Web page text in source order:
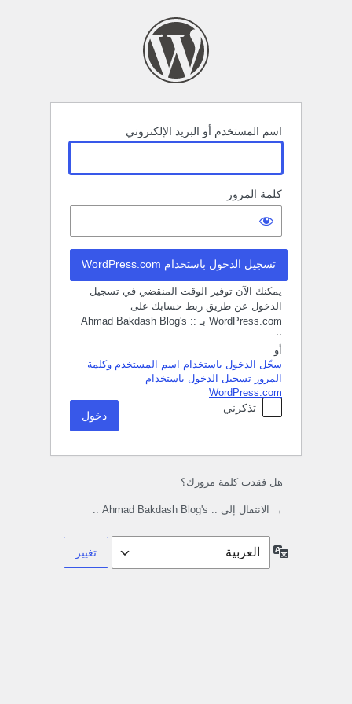
اسم المستخدم أو البريد الإلكتروني
كلمة المرور
تسجيل الدخول باستخدام WordPress.com
يمكنك الآن توفير الوقت المنقضي في تسجيل
الدخول عن طريق ربط حسابك على
WordPress.com بـ :: Ahmad Bakdash Blog's
::.
أو
سجّل الدخول باستخدام اسم المستخدم وكلمة
المرور تسجيل الدخول باستخدام
WordPress.com
تذكرني
هل فقدت كلمة مرورك؟
→ الانتقال إلى :: Ahmad Bakdash Blog's ::
اللغة